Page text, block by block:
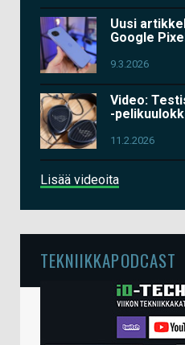
Uusi
Google
9.3.2026
Video:
-
11.2.2026
Lisää videoita
TEKNIIKKAPODCAST